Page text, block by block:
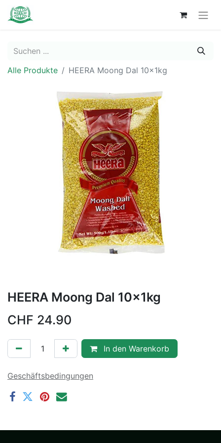
Alle Produkte HEERA Moong Dal 10x1kg
HEERA Moong Dal 10x1kg
CHF 24.90
In den Warenkorb
Geschäftsbedingungen